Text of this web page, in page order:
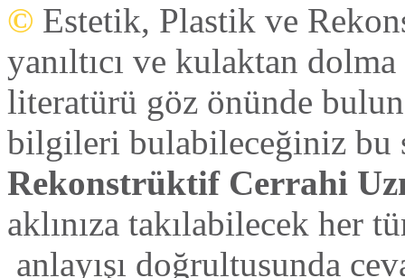
© Estetik, Plastik ve
yanıltıcı ve kulaktan
literatürü göz önünde
bilgileri bulabileceğiniz bu
Rekonstrüktif Cerrahi
aklınıza takılabilecek her
anlayışı doğrultusunda